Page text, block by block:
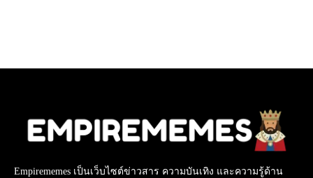
Empirememes เป็นเว็บไซต์ข่าวสาร ความบันเทิง และความรู้ด้าน